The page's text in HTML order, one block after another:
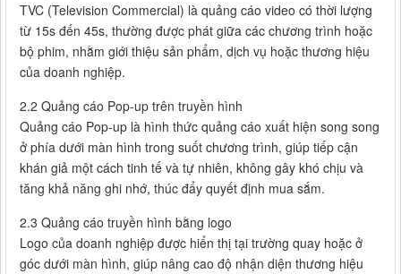
TVC (Television Commercial) là quảng cáo video có thời lượng
từ 15s đến 45s, thường được phát giữa các chương trình hoặc
bộ phim, nhằm giới thiệu sản phẩm, dịch vụ hoặc thương hiệu
của doanh nghiệp.
2.2 Quảng cáo Pop-up trên truyền hình
Quảng cáo Pop-up là hình thức quảng cáo xuất hiện song song
ở phía dưới màn hình trong suốt chương trình, giúp tiếp cận
khán giả một cách tinh tế và tự nhiên, không gây khó chịu và
tăng khả năng ghi nhớ, thúc đẩy quyết định mua sắm.
2.3 Quảng cáo truyền hình bằng logo
Logo của doanh nghiệp được hiển thị tại trường quay hoặc ở
góc dưới màn hình, giúp nâng cao độ nhận diện thương hiệu